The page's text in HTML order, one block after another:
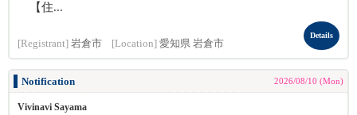
【住...
[Registrant] 岩倉市 [Location] 愛知県 岩倉市
Details
Notification 2026/08/10 (Mon)
Vivinavi Sayama